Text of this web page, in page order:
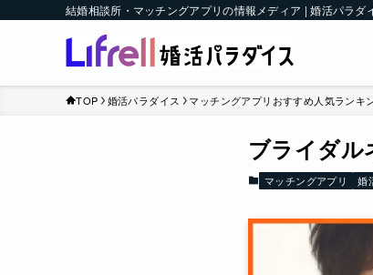
結婚相談所・マッチングアプリの情報メディア | 婚活パラダ
TOP 婚活パラダイス マッチングアプリおすすめ人気ランキ
ブライダル
マッチングアプリ 婚